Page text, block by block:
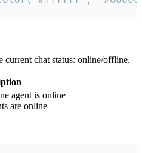
current chat status: online/offline.
agent is online
are online